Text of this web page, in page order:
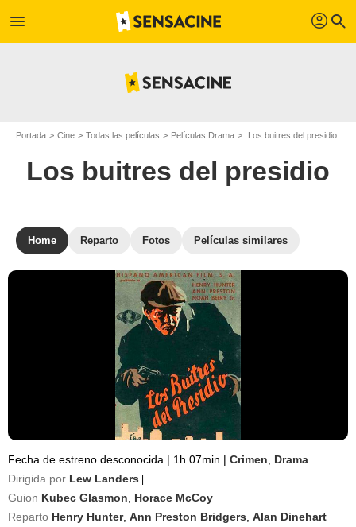
menu profil search
Portada Cine Todas las películas Películas Drama Los buitres del presidio
Los buitres del presidio
Home Reparto Fotos Películas similares
Fecha de estreno desconocida | 1h 07min | Crimen
Drama
Dirigida por Lew Landers
Guion Kubec Glasmon
Horace McCoy
Reparto Henry Hunter, Ann Preston Bridgers Alan Dinehart